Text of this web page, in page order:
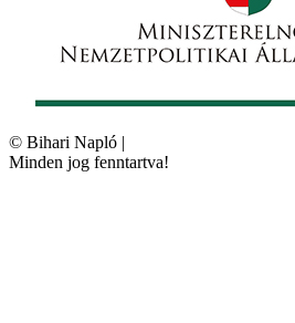
© Bihari Napló |
Minden jog fenntartva!